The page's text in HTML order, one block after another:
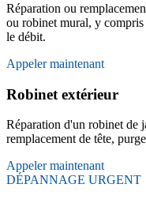
Réparation ou
ou robinet mural, y
le débit.
Appeler maintenant
Robinet extérieur
Réparation d'un robinet de
remplacement de tête,
Appeler maintenant
DÉPANNAGE URGENT